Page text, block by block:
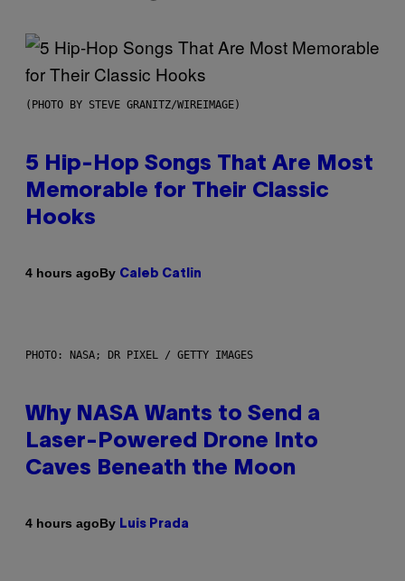
(PHOTO BY STEVE GRANITZ/WIREIMAGE)
5 Hip-Hop Songs That Are Most
Memorable for Their Classic
Hooks
4 hours agoBy Caleb Catlin
PHOTO: NASA; DR PIXEL / GETTY IMAGES
Why NASA Wants to Send a
Laser-Powered Drone Into
Caves Beneath the Moon
4 hours agoBy Luis Prada